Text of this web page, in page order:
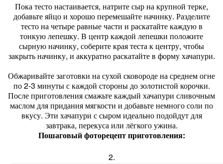
Пока тесто настаивается, натрите сыр на крупной терке,
добавьте яйцо и хорошо перемешайте начинку. Разделите
тесто на четыре равные части и раскатайте каждую в
тонкую лепешку. В центр каждой лепешки положите
сырную начинку, соберите края теста к центру, чтобы
закрыть начинку, и аккуратно раскатайте в форму хачапури.
Обжаривайте заготовки на сухой сковороде на среднем огне
по 2-3 минуты с каждой стороны до золотистой корочки.
После приготовления смажьте каждый хачапури сливочным
маслом для придания мягкости и добавьте немного соли по
вкусу. Эти хачапури с сыром идеально подойдут для
завтрака, перекуса или лёгкого ужина.
Пошаговый фоторецепт приготовления:
2.